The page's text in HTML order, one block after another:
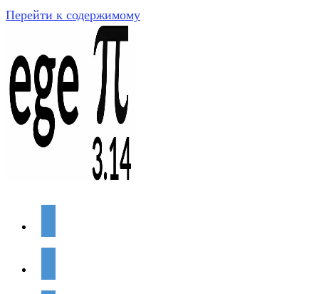
Перейти к содержимому